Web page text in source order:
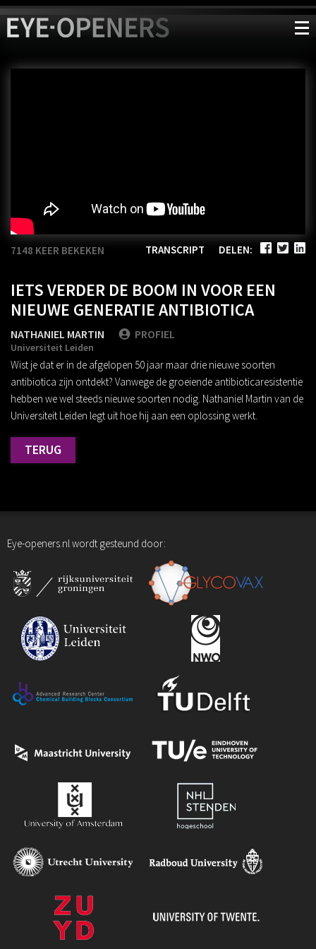
7148 KEER BEKEKEN TRANSCRIPT DELEN:
IETS VERDER DE BOOM IN VOOR EEN
NIEUWE GENERATIE ANTIBIOTICA
NATHANIEL MARTIN PROFIEL
Universiteit Leiden
Wist je dat er in de afgelopen 50 jaar maar drie nieuwe soorten
antibiotica zijn ontdekt? Vanwege de groeiende antibioticaresistentie
hebben we wel steeds nieuwe soorten nodig. Nathaniel Martin van de
Universiteit Leiden legt uit hoe hij aan een oplossing werkt.
TERUG
Eye-openers.nl wordt gesteund door: